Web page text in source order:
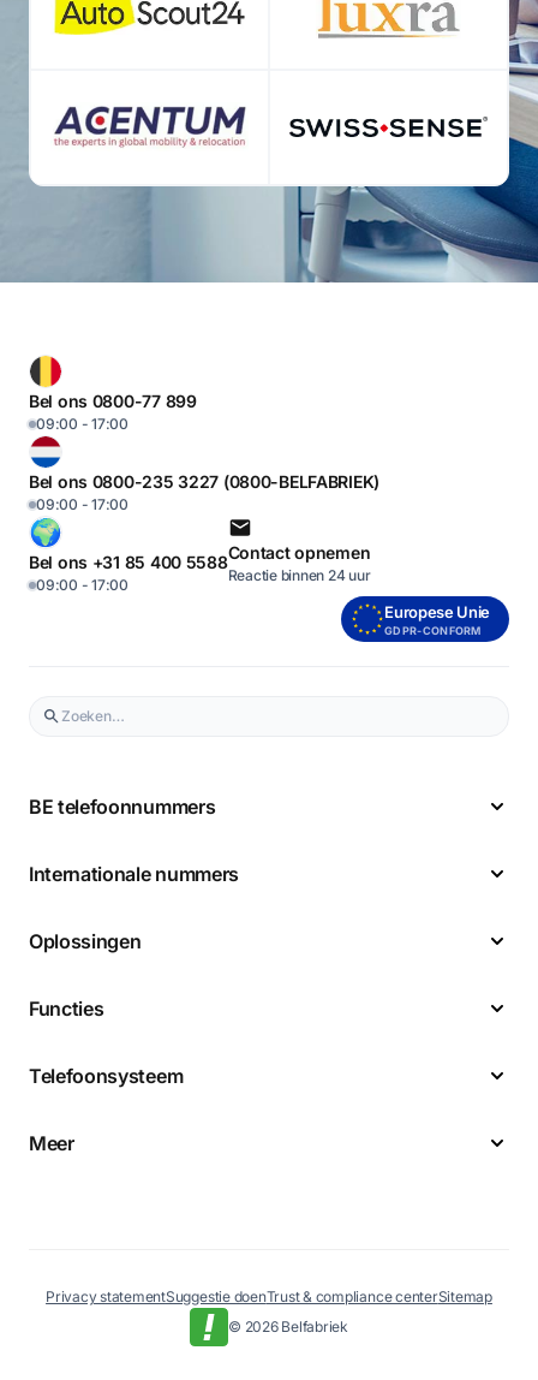
Bel ons 0800-77 899
09:00 - 17:00
Bel ons 0800-235 3227 (0800-BELFABRIEK)
09:00 - 17:00
Bel ons +31 85 400 5588
09:00 - 17:00
Contact opnemen
Reactie binnen 24 uur
Europese Unie
GDPR-CONFORM
BE telefoonnummers
Internationale nummers
Oplossingen
Functies
Telefoonsysteem
Meer
© 2026 Belfabriek
Privacy statementSuggestie doenTrust & compliance centerSitemap